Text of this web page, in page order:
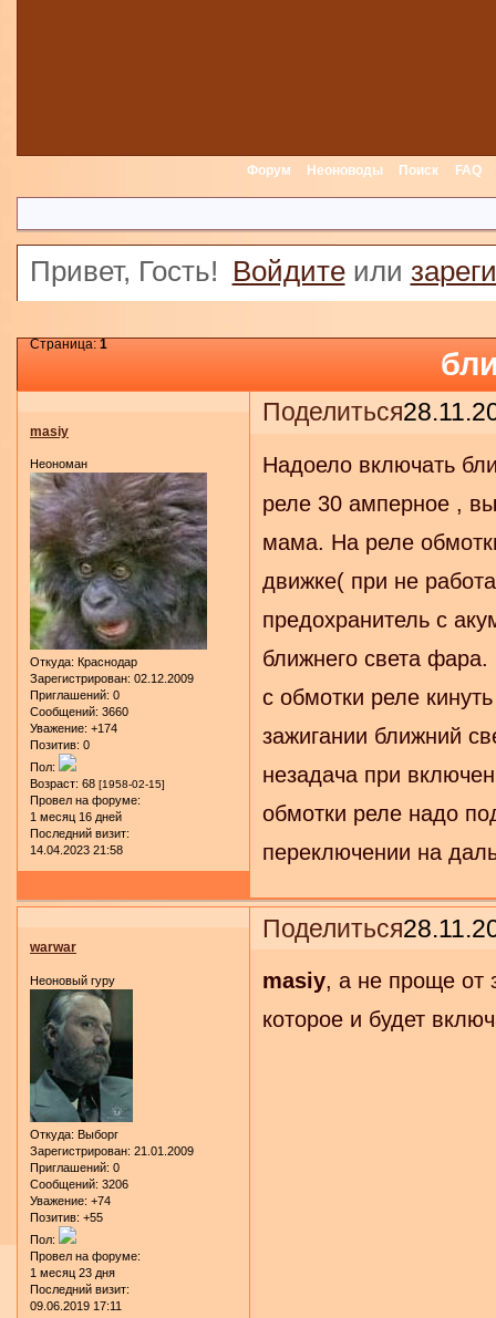
Форум Неоноводы Поиск FAQ
Привет, Гость! Войдитеили
Страница:1
Поделиться
masiy
Неономан
Откуда: Краснодар
Зарегистрирован: 02.12.2009
Приглашений: 0
Сообщений: 3660
Уважение: +174
Позитив: 0
Пол:
Возраст: 68 [1958-02-15]
Провел на форуме:
1 месяц 16 дней
Последний визит:
14.04.2023 21:58
Надоело включать
реле 30 амперное ,
мама. На реле
движке( при не
предохранитель с
ближнего света
с обмотки реле
зажигании ближний
незадача при
обмотки реле надо
переключении на
Поделиться
warwar
Неоновый гуру
Откуда: Выборг
Зарегистрирован: 21.01.2009
Приглашений: 0
Сообщений: 3206
Уважение: +74
Позитив: +55
Пол:
Провел на форуме:
1 месяц 23 дня
Последний визит:
09.06.2019 17:11
masiy, а не проще от
которое и будет